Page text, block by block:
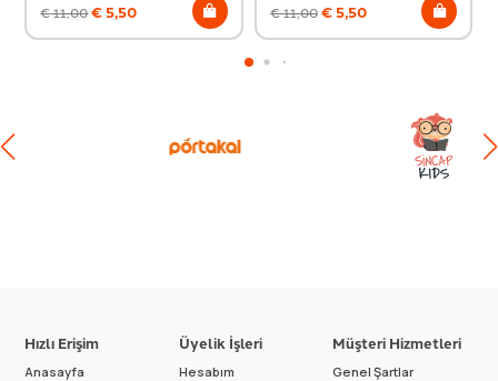
€11,00€ 5,50 €11,00€5,50
Hızlı Erişim
Anasayfa
Üyelik İşleri
Hesabım
Müşteri Hizmetleri
Genel Şartlar